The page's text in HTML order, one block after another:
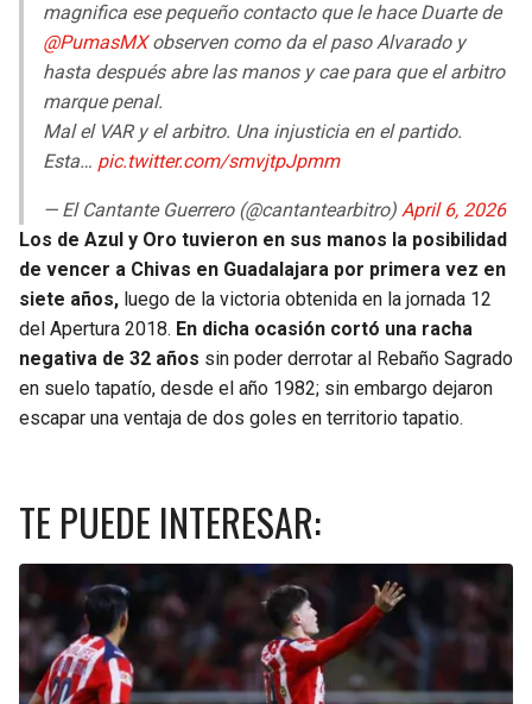
magnifica ese pequeño contacto que le hace Duarte de
@PumasMXobserven como da el paso Alvarado y
hasta después abre las manos y cae para que el arbitro
marque penal.
Mal el VAR y el arbitro. Una injusticia en el partido.
Esta… pic.twitter.com/smvjtpJpmm
— El Cantante Guerrero (@cantantearbitro) April 6, 2026
Los de Azul y Oro tuvieron en sus manos la posibilidad
de vencer a Chivas en Guadalajara por primera vez en
siete años, luego de la victoria obtenida en la jornada 12
del Apertura 2018. En dicha ocasión cortó una racha
negativa de 32 años sin poder derrotar al Rebaño Sagrado
en suelo tapatío, desde el año 1982; sin embargo dejaron
escapar una ventaja de dos goles en territorio tapatio.
TE PUEDE INTERESAR: